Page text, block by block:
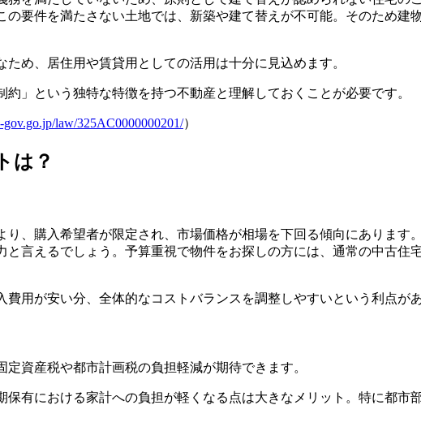
の要件を満たさない土地では、新築や建て替えが不可能。そのため
め、居住用や賃貸用としての活用は十分に見込めます。
」という独特な特徴を持つ不動産と理解しておくことが必要です。
gov.go.jp/law/325AC0000000201/）
は？
、購入希望者が限定され、市場価格が相場を下回る傾向にあります
言えるでしょう。予算重視で物件をお探しの方には、通常の中古住
用が安い分、全体的なコストバランスを調整しやすいという利点があ
資産税や都市計画税の負担軽減が期待できます。
有における家計への負担が軽くなる点は大きなメリット。特に都市